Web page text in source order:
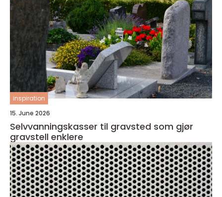
inspiration
15. June 2026
Selvvanningskasser til gravsted som gjør
gravstell enklere